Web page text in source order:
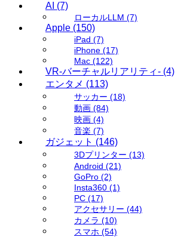
AI (7)
ローカルLLM (7)
Apple (150)
iPad (7)
iPhone (17)
Mac (122)
VR-バーチャルリアリティ- (4)
エンタメ (113)
サッカー (18)
動画 (84)
映画 (4)
音楽 (7)
ガジェット (146)
3Dプリンター (13)
Android (21)
GoPro (2)
Insta360 (1)
PC (17)
アクセサリー (44)
カメラ (10)
スマホ (54)